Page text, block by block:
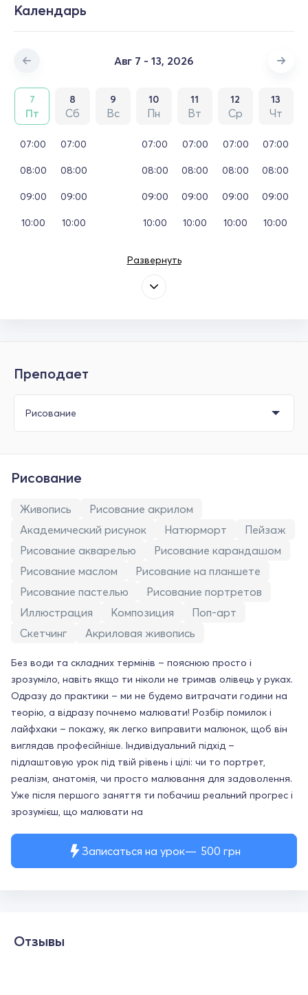
Календарь
Авг 7 - 13, 2026
7
Пт
8
Сб
9
Вс
10
Пн
11
Вт
12
Ср
13
Чт
07:00
08:00
09:00
10:00
07:00
08:00
09:00
10:00
07:00
08:00
09:00
10:00
07:00
08:00
09:00
10:00
07:00
08:00
09:00
10:00
07:00
08:00
09:00
10:00
Развернуть
Преподает
Записаться на урок 500 грн
Рисование
Живопись
Рисование акрилом
Академический рисунок
Натюрморт
Пейзаж
Рисование акварелью
Рисование карандашом
Рисование маслом
Рисование на планшете
Рисование пастелью
Рисование портретов
Иллюстрация
Композиция
Поп-арт
Скетчинг
Акриловая живопись
Без води та складних термінів – пояснюю просто і
зрозуміло, навіть якщо ти ніколи не тримав олівець у руках.
Одразу до практики – ми не будемо витрачати години на
теорію, а відразу почнемо малювати! Розбір помилок і
лайфхаки – покажу, як легко виправити малюнок, щоб він
виглядав професійніше. Індивідуальний підхід –
підлаштовую урок під твій рівень і цілі: чи то портрет,
реалізм, анатомія, чи просто малювання для задоволення.
Уже після першого заняття ти побачиш реальний прогрес і
зрозумієш, що малювати на
Отзывы